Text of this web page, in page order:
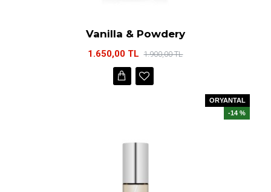
Vanilla & Powdery
1.650,00 TL 1.900,00 TL
ORYANTAL
-14 %